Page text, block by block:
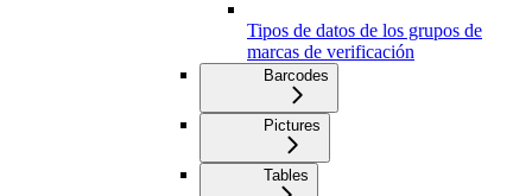
Tipos de datos de los grupos de
marcas de verificación
Barcodes
Pictures
Tables